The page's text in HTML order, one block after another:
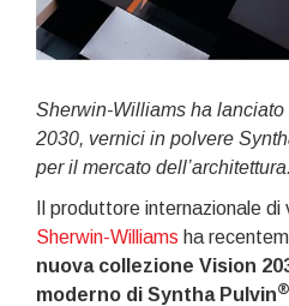
Sherwin-Williams ha
2030, vernici in polvere
per il mercato dell’architettura.
Il produttore internazionale
Sherwin-Williams ha
nuova collezione Vision
moderno di Syntha Pulvin®